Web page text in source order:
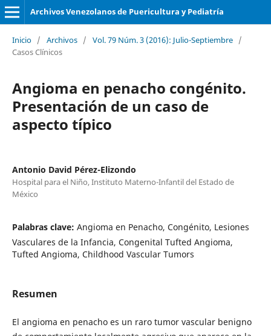
Archivos Venezolanos de Puericultura y Pediatría
Inicio / Archivos / Vol. 79 Núm. 3 (2016): Julio-Septiembre /
Casos Clínicos
Angioma en penacho congénito.
Presentación de un caso de
aspecto típico
Antonio David Pérez-Elizondo
Hospital para el Niño, Instituto Materno-Infantil del Estado de
México
Palabras clave: Angioma en Penacho, Congénito, Lesiones
Vasculares de la Infancia, Congenital Tufted Angioma,
Tufted Angioma, Childhood Vascular Tumors
Resumen
El angioma en penacho es un raro tumor vascular benigno